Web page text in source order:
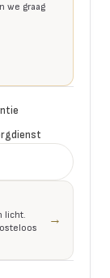
we graag
licht.
→